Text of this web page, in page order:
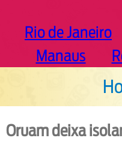
Rio de Janeiro
Manaus
Oruam deixa